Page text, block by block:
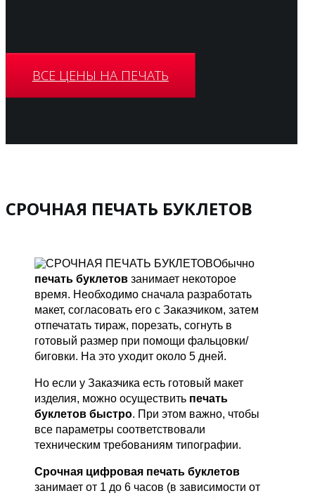
ВСЕ ЦЕНЫ НА ПЕЧАТЬ
СРОЧНАЯ ПЕЧАТЬ БУКЛЕТОВ
Обычно
печать буклетов занимает некоторое
время. Необходимо сначала разработать
макет, согласовать его с Заказчиком, затем
отпечатать тираж, порезать, согнуть в
готовый размер при помощи фальцовки/
биговки. На это уходит около 5 дней.
Но если у Заказчика есть готовый макет
изделия, можно осуществить печать
буклетов быстро. При этом важно, чтобы
все параметры соответствовали
техническим требованиям типографии.
Срочная цифровая печать буклетов
занимает от 1 до 6 часов (в зависимости от